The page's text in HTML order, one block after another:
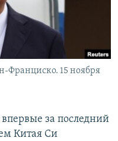
Франциско. 15 ноября
за последний
Китая Си